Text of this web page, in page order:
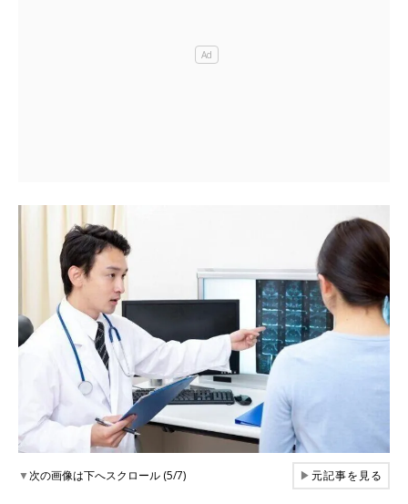
▼次の画像は下へスクロール (5/7) ▶元記事を見る